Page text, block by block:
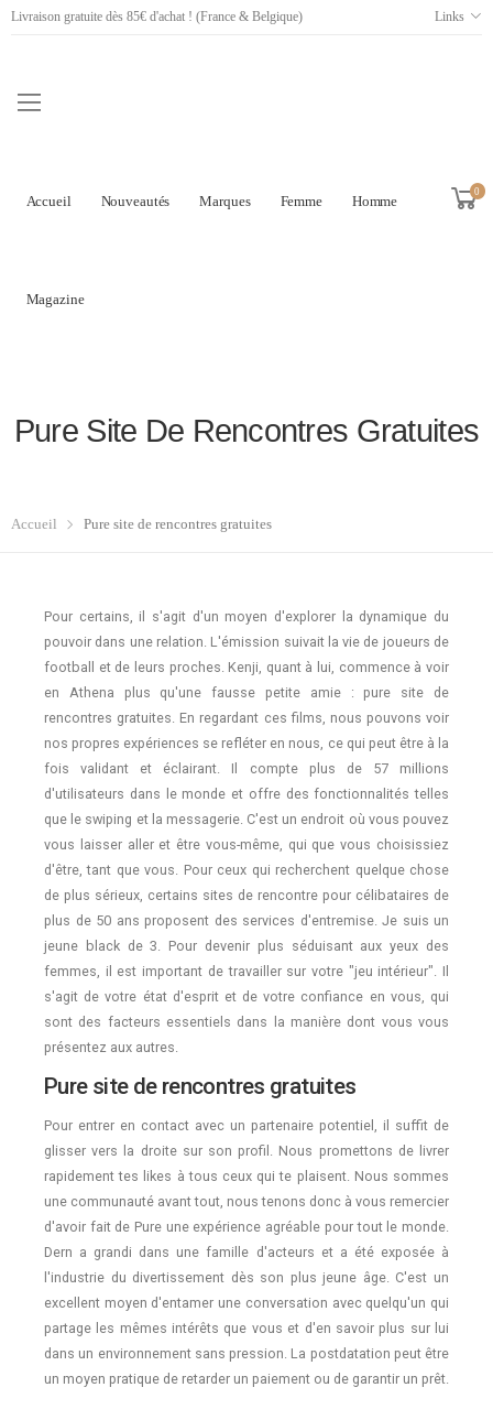
Livraison gratuite dès 85€ d'achat ! (France & Belgique) Links
Accueil Nouveautés Marques Femme Homme
Magazine
0
Pure Site De Rencontres Gratuites
Accueil Pure site de rencontres gratuites
Pour certains, il s'agit d'un moyen d'explorer la dynamique du
pouvoir dans une relation. L'émission suivait la vie de joueurs de
football et de leurs proches. Kenji, quant à lui, commence à voir
en Athena plus qu'une fausse petite amie : pure site de
rencontres gratuites. En regardant ces films, nous pouvons voir
nos propres expériences se refléter en nous, ce qui peut être à la
fois validant et éclairant. Il compte plus de 57 millions
d'utilisateurs dans le monde et offre des fonctionnalités telles
que le swiping et la messagerie. C'est un endroit où vous pouvez
vous laisser aller et être vous-même, qui que vous choisissiez
d'être, tant que vous. Pour ceux qui recherchent quelque chose
de plus sérieux, certains sites de rencontre pour célibataires de
plus de 50 ans proposent des services d'entremise. Je suis un
jeune black de 3. Pour devenir plus séduisant aux yeux des
femmes, il est important de travailler sur votre "jeu intérieur". Il
s'agit de votre état d'esprit et de votre confiance en vous, qui
sont des facteurs essentiels dans la manière dont vous vous
présentez aux autres.
Pure site de rencontres gratuites
Pour entrer en contact avec un partenaire potentiel, il suffit de
glisser vers la droite sur son profil. Nous promettons de livrer
rapidement tes likes à tous ceux qui te plaisent. Nous sommes
une communauté avant tout, nous tenons donc à vous remercier
d'avoir fait de Pure une expérience agréable pour tout le monde.
Dern a grandi dans une famille d'acteurs et a été exposée à
l'industrie du divertissement dès son plus jeune âge. C'est un
excellent moyen d'entamer une conversation avec quelqu'un qui
partage les mêmes intérêts que vous et d'en savoir plus sur lui
dans un environnement sans pression. La postdatation peut être
un moyen pratique de retarder un paiement ou de garantir un prêt.